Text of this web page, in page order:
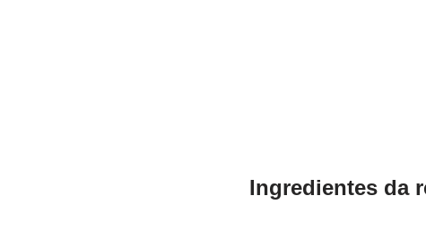
Ingredientes da